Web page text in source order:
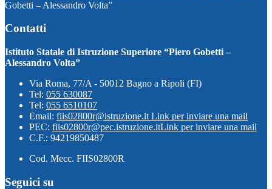
Gobetti – Alessandro Volta”
Contatti
Istituto Statale di Istruzione Superiore “Piero Gobetti –
Alessandro Volta”
Via Roma, 77/A - 50012 Bagno a Ripoli (FI)
Tel: 055 630087
Tel: 055 6510107
Email: fiis02800r@istruzione.it Link per inviare una mail
PEC: fiis02800r@pec.istruzione.itLink per inviare una mail
C.F.: 94219850487
Cod. Mecc. FIIS02800R
Seguici su